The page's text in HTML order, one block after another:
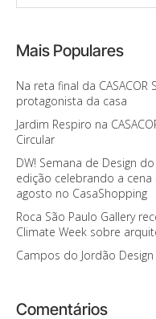
Mais Populares
Na reta final da
protagonista da casa
Jardim Respiro na
Circular
DW! Semana de Design
edição celebrando a
agosto no CasaShopping
Roca São Paulo Gallery
Climate Week sobre
Campos do Jordão Design
Comentários